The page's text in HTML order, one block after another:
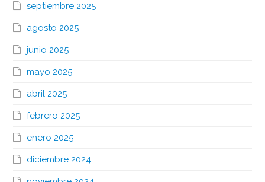
septiembre 2025
agosto 2025
junio 2025
mayo 2025
abril 2025
febrero 2025
enero 2025
diciembre 2024